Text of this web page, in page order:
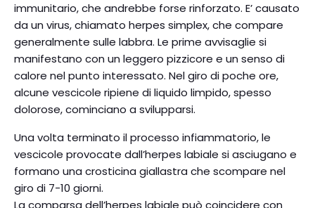
immunitario, che andrebbe forse rinforzato. E’ causato
da un virus, chiamato herpes simplex, che compare
generalmente sulle labbra. Le prime avvisaglie si
manifestano con un leggero pizzicore e un senso di
calore nel punto interessato. Nel giro di poche ore,
alcune vescicole ripiene di liquido limpido, spesso
dolorose, cominciano a svilupparsi.
Una volta terminato il processo infiammatorio, le
vescicole provocate dall’herpes labiale si asciugano e
formano una crosticina giallastra che scompare nel
giro di 7-10 giorni.
La comparsa dell’herpes labiale può coincidere con